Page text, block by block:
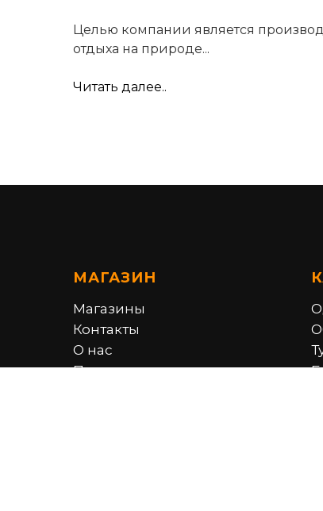
Целью компании является
отдыха на природе...
Читать далее..
МАГАЗИН
Магазины
Контакты
О нас
Политика